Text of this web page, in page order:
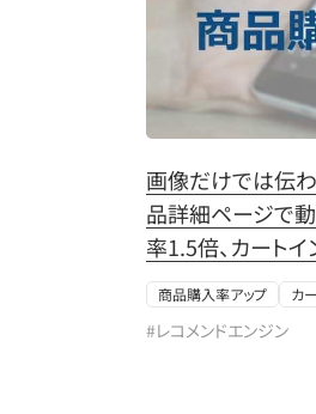
画像だけでは伝
品詳細ページで動
率1.5倍、カート
商品購入率アップ カ
#レコメンドエンジン